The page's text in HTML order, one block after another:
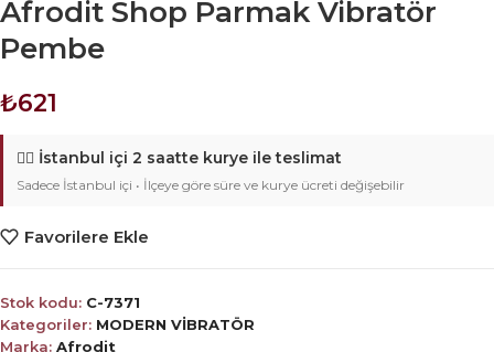
Afrodit Shop Parmak Vibratör
Pembe
₺621
🚴‍♂️ İstanbul içi 2 saatte kurye ile teslimat
Sadece İstanbul içi • İlçeye göre süre ve kurye ücreti değişebilir
Favorilere Ekle
Stok kodu: C-7371
Kategoriler: MODERN VİBRATÖR
Marka: Afrodit